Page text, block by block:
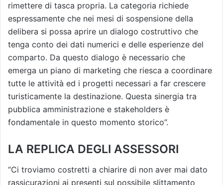
rimettere di tasca propria. La categoria richiede
espressamente che nei mesi di sospensione della
delibera si possa aprire un dialogo costruttivo che
tenga conto dei dati numerici e delle esperienze del
comparto. Da questo dialogo è necessario che
emerga un piano di marketing che riesca a coordinare
tutte le attività ed i progetti necessari a far crescere
turisticamente la destinazione. Questa sinergia tra
pubblica amministrazione e stakeholders è
fondamentale in questo momento storico”.
LA REPLICA DEGLI ASSESSORI
“Ci troviamo costretti a chiarire di non aver mai dato
rassicurazioni ai presenti sul possibile slittamento